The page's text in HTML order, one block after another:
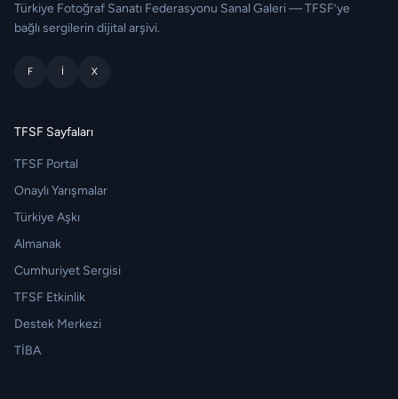
Türkiye Fotoğraf Sanatı Federasyonu Sanal Galeri — TFSF’ye
bağlı sergilerin dijital arşivi.
F I X
TFSF Sayfaları
TFSF Portal
Onaylı Yarışmalar
Türkiye Aşkı
Almanak
Cumhuriyet Sergisi
TFSF Etkinlik
Destek Merkezi
TİBA